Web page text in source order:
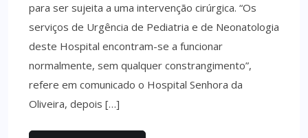
para ser sujeita a uma intervenção cirúrgica. “Os
serviços de Urgência de Pediatria e de Neonatologia
deste Hospital encontram-se a funcionar
normalmente, sem qualquer constrangimento”,
refere em comunicado o Hospital Senhora da
Oliveira, depois […]